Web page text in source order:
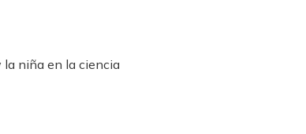
la niña en la ciencia